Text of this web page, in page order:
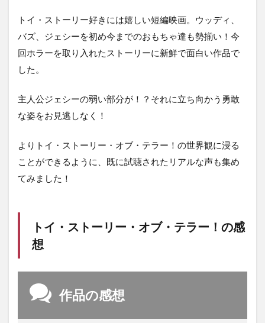
トイ・ストーリー好きには嬉しい短編映画。ウッディ、
バズ、ジェシーを初め今までのおもちゃ達も勢揃い！今
回ホラーを取り入れたストーリーに新鮮で面白い作品で
した。
主人公ジェシーの弱い部分が！？それに立ち向かう勇敢
な姿をお見逃しなく！
よりトイ・ストーリー・オブ・テラー！の世界観に浸る
ことができるように、既に試聴されたリアルな声も集め
てみました！
トイ・ストーリー・オブ・テラー！の感
想
作品の感想